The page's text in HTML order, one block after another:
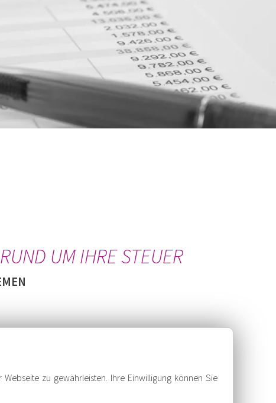
UM IHRE STEUER
zu gewährleisten. Ihre Einwilligung können Sie